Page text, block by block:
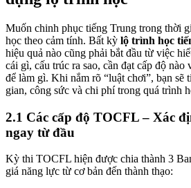
Muốn chinh phục tiếng Trung trong thời
học theo cảm tính. Bất kỳ lộ trình học
hiệu quả nào cũng phải bắt đầu từ việc
cái gì, cấu trúc ra sao, cần đạt cấp độ
để làm gì. Khi nắm rõ “luật chơi”, bạn sẽ
gian, công sức và chi phí trong quá trình
2.1 Các cấp độ TOCFL – Xác
ngay từ đầu
Kỳ thi TOCFL hiện được chia thành 3
giá năng lực từ cơ bản đến thành thạo: